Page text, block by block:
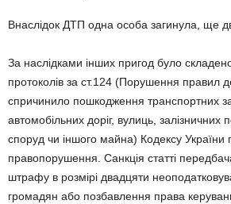
Внаслідок ДТП одна особа загинула, ще
За наслідками інших пригод було
протоколів за ст.124 (Порушення правил
спричинило пошкодження транспортних
автомобільних доріг, вулиць, залізничних
споруд чи іншого майна) Кодексу України
правопорушення. Санкція статті
штрафу в розмірі двадцяти
громадян або позбавлення права